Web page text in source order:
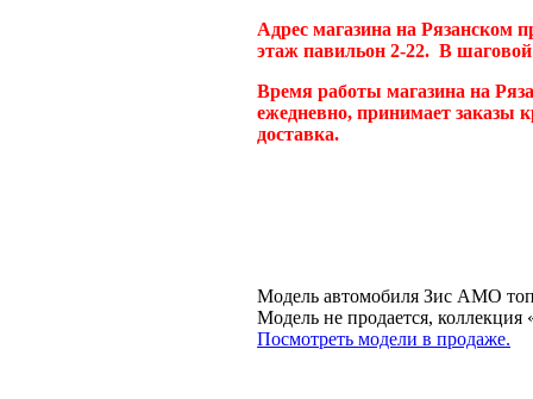
Адрес магазина на Рязанском
этаж павильон 2-22. В
Время работы магазина на
ежедневно, принимает заказы
доставка.
Модель автомобиля Зис АМО
Модель не продается,
Посмотреть модели в продаже.